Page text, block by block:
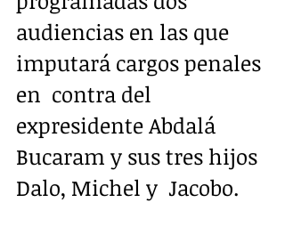
audiencias en las que
imputará cargos penales
en  contra del
expresidente Abdalá
Bucaram y sus tres hijos
Dalo, Michel y  Jacobo.